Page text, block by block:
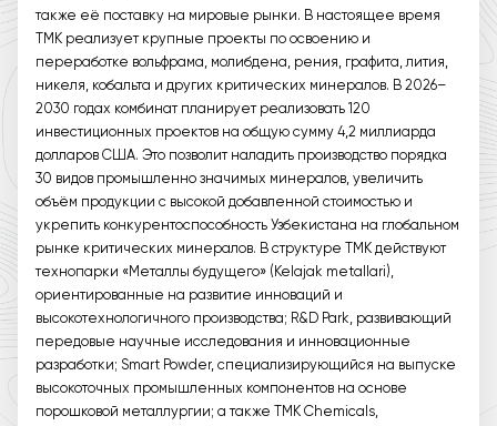
также её поставку на мировые рынки. В настоящее время
ТМК реализует крупные проекты по освоению и
переработке вольфрама, молибдена, рения, графита, лития,
никеля, кобальта и других критических минералов. В 2026–
2030 годах комбинат планирует реализовать 120
инвестиционных проектов на общую сумму 4,2 миллиарда
долларов США. Это позволит наладить производство порядка
30 видов промышленно значимых минералов, увеличить
объём продукции с высокой добавленной стоимостью и
укрепить конкурентоспособность Узбекистана на глобальном
рынке критических минералов. В структуре ТМК действуют
технопарки «Металлы будущего» (Kelajak metallari),
ориентированные на развитие инноваций и
высокотехнологичного производства; R&D Park, развивающий
передовые научные исследования и инновационные
разработки; Smart Powder, специализирующийся на выпуске
высокоточных промышленных компонентов на основе
порошковой металлургии; а также TMK Chemicals,